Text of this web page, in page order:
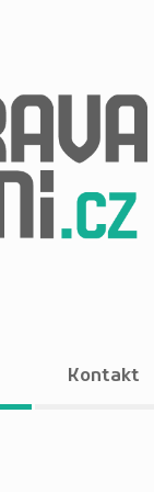
Kontakt